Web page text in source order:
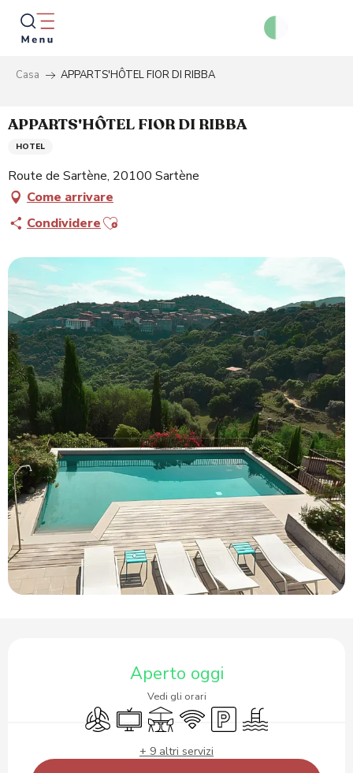
Aller
contenu
principal
Casa APPARTS'HÔTEL FIOR DI RIBBA
APPARTS'HÔTEL FIOR DI RIBBA
HOTEL
Route de Sartène, 20100 Sartène
Come arrivare
CondividereAjouter aux favoris
Aperto oggi
Vedi gli orari
Aria condizionata
TelevisioneTerrazzaWi-Fi Parcheggio
Piscina
+ 9 altri servizi